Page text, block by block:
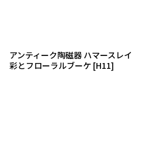
アンティーク陶磁器 ハマースレ
彩とフローラルブーケ [H11]